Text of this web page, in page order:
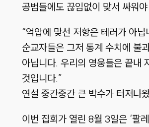
공범들에도 끊임없이 맞서 싸워
“억압에 맞선 저항은 테러가 아닙
순교자들은 그저 통계 수치에 불
아닙니다. 우리의 영웅들은 끝내
것입니다.”
연설 중간중간 큰 박수가 터져나
이번 집회가 열린 8월 3일은 ‘팔